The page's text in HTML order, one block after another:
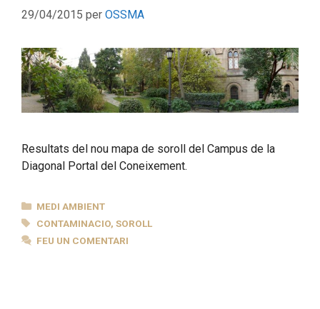
29/04/2015 per OSSMA
Resultats del nou mapa de soroll del Campus de la
Diagonal Portal del Coneixement.
CATEGORIES
MEDI AMBIENT
ETIQUETES
CONTAMINACIO,SOROLL
FEU UN COMENTARI